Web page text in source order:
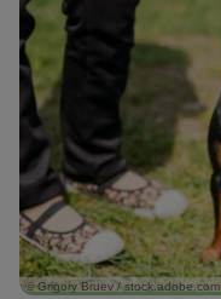
© Grigory Bruev / stock.adobe.com